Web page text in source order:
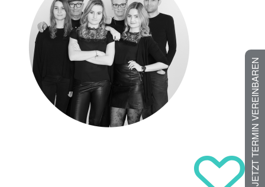
JETZT TERMIN VEREINBAREN